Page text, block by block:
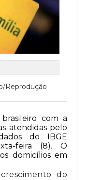
Reprodução
com a
atendidas pelo
do IBGE
feira (8). O
domicílios em
do